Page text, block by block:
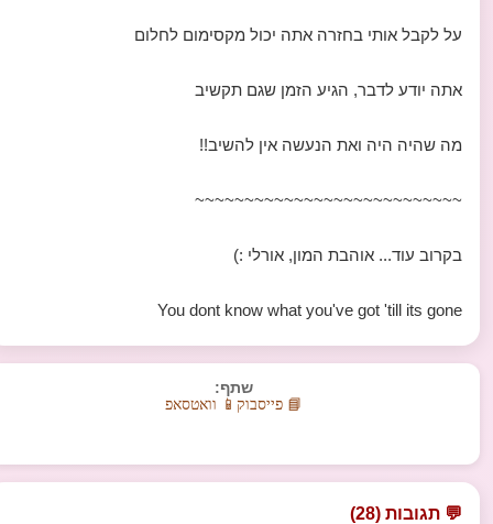
על לקבל אותי בחזרה אתה יכול מקסימום לחלום
אתה יודע לדבר, הגיע הזמן שגם תקשיב
מה שהיה היה ואת הנעשה אין להשיב!!
~~~~~~~~~~~~~~~~~~~~~~~~~~~
בקרוב עוד... אוהבת המון, אורלי :)
You dont know what you've got 'till its gone
שתף:
📘 פייסבוק 📱 וואטסאפ
💬 תגובות (28)